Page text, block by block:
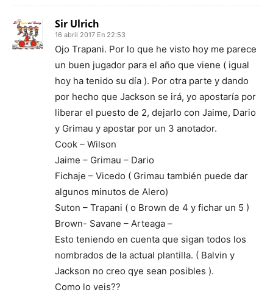
Sir Ulrich
16 abril 2017 En 22:53
Ojo Trapani. Por lo que he visto hoy me parece
un buen jugador para el año que viene ( igual
hoy ha tenido su día ). Por otra parte y dando
por hecho que Jackson se irá, yo apostaría por
liberar el puesto de 2, dejarlo con Jaime, Dario
y Grimau y apostar por un 3 anotador.
Cook – Wilson
Jaime – Grimau – Dario
Fichaje – Vicedo ( Grimau también puede dar
algunos minutos de Alero)
Suton – Trapani ( o Brown de 4 y fichar un 5 )
Brown- Savane – Arteaga –
Esto teniendo en cuenta que sigan todos los
nombrados de la actual plantilla. ( Balvin y
Jackson no creo qye sean posibles ).
Como lo veis??